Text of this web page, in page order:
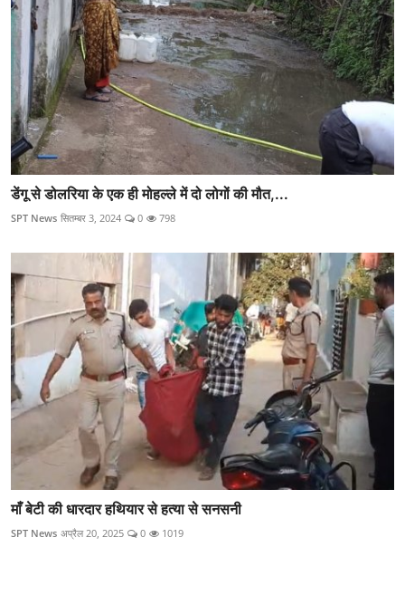
डेंगू से डोलरिया के एक ही मोहल्ले में दो लोगों की मौत,...
SPT News सितम्बर 3, 2024 0 798
माँ बेटी की धारदार हथियार से हत्या से सनसनी
SPT News अप्रैल 20, 2025 0 1019